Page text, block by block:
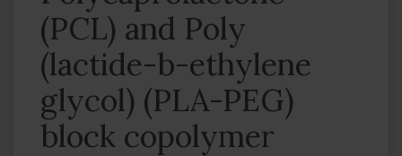
(PCL) and Poly
(lactide-b-ethylene
glycol) (PLA-PEG)
block copolymer